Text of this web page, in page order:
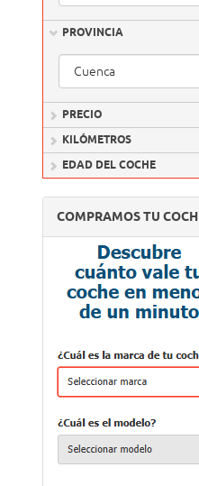
PROVINCIA
PRECIO
KILÓMETROS
EDAD DEL COCHE
COMPRAMOS TU